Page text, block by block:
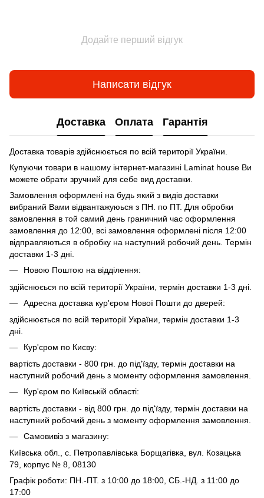
Додайте перший відгук
Написати відгук
Доставка Оплата Гарантія
Доставка товарів здійснюється по всій території України.
Купуючи товари в нашому інтернет-магазині Laminat house Ви
можете обрати зручний для себе вид доставки.
Замовлення оформлені на будь який з видів доставки
вибраний Вами відвантажуюься з ПН. по ПТ. Для обробки
замовлення в той самий день граничний час оформлення
замовлення до 12:00, всі замовлення оформлені після 12:00
відправляються в обробку на наступний робочий день. Термін
доставки 1-3 дні.
Новою Поштою на відділення:
здійснюєься по всій території України, термін доставки 1-3 дні.
Адресна доставка кур'єром Нової Пошти до дверей:
здійснюється по всій території України, термін доставки 1-3
дні.
Кур'єром по Києву:
вартість доставки - 800 грн. до під'їзду, термін доставки на
наступний робочий день з моменту оформлення замовлення.
Кур'єром по Київській області:
вартість доставки - від 800 грн. до під'їзду, термін доставки на
наступний робочий день з моменту оформлення замовлення.
Самовивіз з магазину:
Київська обл., с. Петропавлівська Борщагівка, вул. Козацька
79, корпус № 8, 08130
Графік роботи: ПН.-ПТ. з 10:00 до 18:00, СБ.-НД. з 11:00 до
17:00